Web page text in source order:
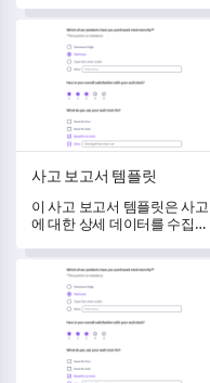
다.
사고 보고서 템플릿
사고 보고서 템플릿
이 사고 보고서 템플릿은 사고
에 대한 상세 데이터를 수집하
이를 분석하고 이해하는 데 더
나은 도움을 줍니다.
자유 형식 템플릿